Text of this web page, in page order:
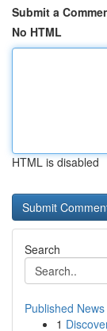
Submit a
No HTML
HTML is disabled
Search
Published News
1